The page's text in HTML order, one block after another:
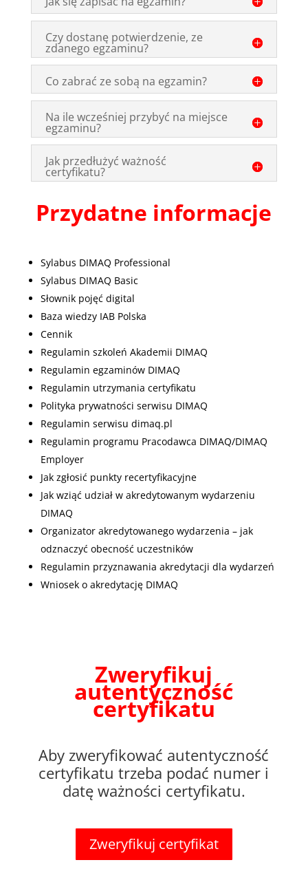
Czy dostanę potwierdzenie, ze
zdanego egzaminu?
Co zabrać ze sobą na egzamin?
Na ile wcześniej przybyć na miejsce
egzaminu?
Jak przedłużyć ważność
certyfikatu?
Przydatne informacje
Sylabus DIMAQ Professional
Sylabus DIMAQ Basic
Słownik pojęć digital
Baza wiedzy IAB Polska
Cennik
Regulamin szkoleń Akademii DIMAQ
Regulamin egzaminów DIMAQ
Regulamin utrzymania certyfikatu
Polityka prywatności serwisu DIMAQ
Regulamin serwisu dimaq.pl
Regulamin programu Pracodawca DIMAQ/DIMAQ
Employer
Jak zgłosić punkty recertyfikacyjne
Jak wziąć udział w akredytowanym wydarzeniu
DIMAQ
Organizator akredytowanego wydarzenia – jak
odznaczyć obecność uczestników
Regulamin przyznawania akredytacji dla wydarzeń
Wniosek o akredytację DIMAQ
Zweryfikuj
autentyczność
certyfikatu
Aby zweryfikować autentyczność
certyfikatu trzeba podać numer i
datę ważności certyfikatu.
Zweryfikuj certyfikat